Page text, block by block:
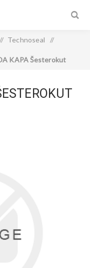
/ Technoseal /
KAPA Šesterokut